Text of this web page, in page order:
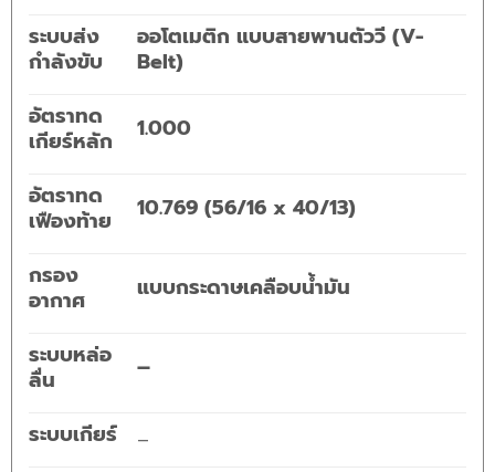
ระบบส่ง
กำลังขับ
ออโตเมติก แบบสายพานตัววี (V-
Belt)
อัตราทด
เกียร์หลัก
1.000
อัตราทด
เฟืองท้าย
10.769 (56/16 x 40/13)
กรอง
อากาศ
แบบกระดาษเคลือบน้ำมัน
ระบบหล่อ
ลื่น
–
ระบบเกียร์ –